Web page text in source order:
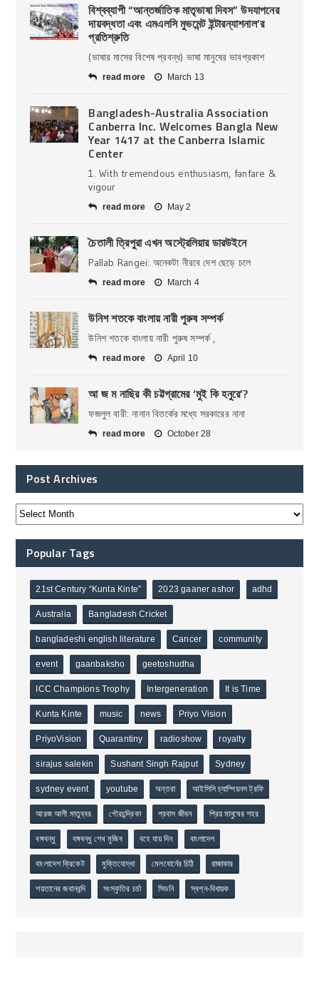
বিশ্বব্যাপী “আন্তর্জাতিক মাতৃভাষা দিবস” উদযাপনের
দায়বদ্ধতা এবং এমএলসি মুভমেন্ট ইন্টারন্যাশনাল’র
প্রতিশ্রুতি
(ভাষার মাসের বিশেষ প্রবন্ধ) ভাষা মানুষের ভাবপ্রকাশ
read more March 13
Bangladesh-Australia Association
Canberra Inc. Welcomes Bangla New
Year 1417 at the Canberra Islamic
Center
1. With tremendous enthusiasm, fanfare &
vigour
read more May 2
চৈতালী ত্রিপুরা এখন অস্ট্রেলিয়ার ডারউইনে
Pallab Rangei: অনেকটা নীরবে দেশ ছেড়ে চলে
read more March 4
উনিশ শতকে বাংলায় নারী পুরুষ সম্পর্ক
উনিশ শতকে বাংলায় নারী পুরুষ সম্পর্ক ,
read more April 10
আ জ ম নাছির কী চট্টগ্রামের ‘মুই কি হনুরে’?
ফজলুল বারী: নানান বিতর্কের মধ্যে সরকারের নানা
read more October 28
Post Archives
Popular Tags
21st Century “Kunta Kinte” 2023 gaaner ashor adhd
Australia Bangladesh Cricket
bangladeshi english literature Cancer community
event gaanbaksho geetoshudha
ICC Champions Trophy Intergeneration It is Time
Kunta Kinte music news Priyo Vision
PriyoVision Quarantiny radioshow royalty
sirajus salekin Sushant Singh Rajput Sydney
sydney event youtube অন্তরা আইসিসি চ্যাম্পিয়নস ট্রফি
আরজ আলী মাতুব্বর গৌরচন্দ্রিকা প্রবাস জীবন প্রিয় মানুষের শহর
বঙ্গবন্ধু বঙ্গবন্ধু শেখ মুজিব বহে যায় দিন বাংলাদেশ
বাংলাদেশ ক্রিকেট মুক্তিযোদ্ধা মেলবোর্নের চিঠি রাজাকার
শয়তানের জবানবন্দি সংস্কৃতির চর্চা সিডনি স্বপ্ন-বিধায়ক